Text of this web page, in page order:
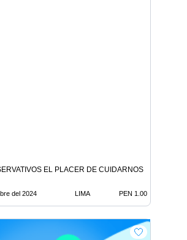
EL PLACER DE CUIDARNOS
del 2024 LIMA PEN 1.00